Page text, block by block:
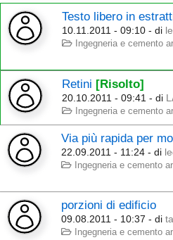
Testo libero in
10.11.2011 - 09:10 - di
Ingegneria e cemento
Retini [Risolto]
20.10.2011 - 09:41 - di
Ingegneria e cemento
Via più rapida per
22.09.2011 - 11:24 - di
Ingegneria e cemento
porzioni di edificio
09.08.2011 - 10:37 - di
Ingegneria e cemento